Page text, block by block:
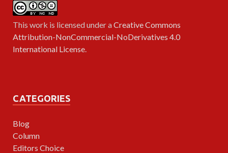
This work is licensed under aCreative Commons
Attribution-NonCommercial-NoDerivatives 4.0
International License.
CATEGORIES
Blog
Column
Editors Choice